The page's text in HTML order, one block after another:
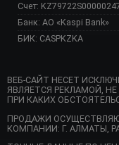
Счет:
Банк: АО «Kaspi Bank»
БИК: CASPKZKA
ВЕБ-САЙТ НЕСЕТ
ЯВЛЯЕТСЯ РЕКЛАМОЙ,
ПРИ КАКИХ
ПРОДАЖИ
КОМПАНИИ: Г. АЛМАТЫ,